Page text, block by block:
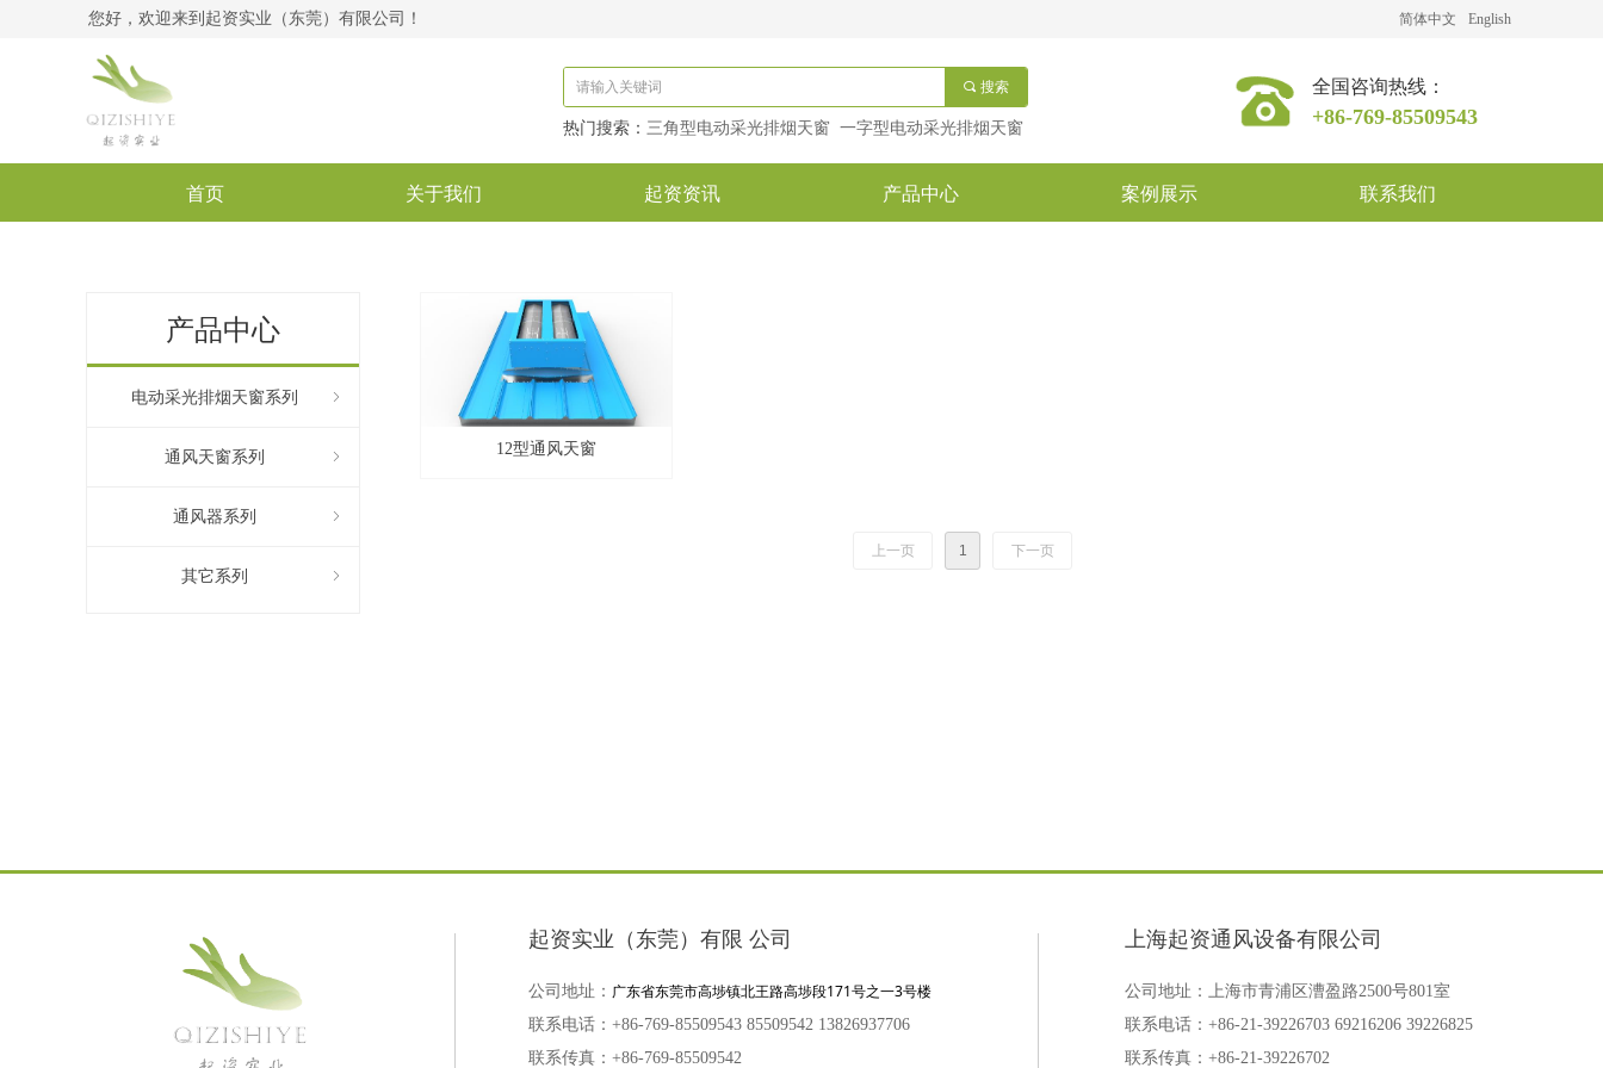
热门搜索： 三角型电动采光排烟天窗 一字型电动采光排烟天窗
全国咨询热线：
+86-769-85509543
끠 搜索
首页 关于我们 起资资讯 产品中心 案例展示 联系我们
您好，欢迎来到起资实业（东莞）有限公司！ 简体中文 English
产品中心
ꁇ
电动采光排烟天窗系列
ꁇ
通风天窗系列
ꁇ
通风器系列
ꁇ
其它系列
12型通风天窗
上一页 1 下一页
起资实业（东莞）有限 公司
公司地址： 广东省东莞市高埗镇北王路高埗段171号之一3号楼
联系电话：+86-769-85509543 85509542 13826937706
联系传真：+86-769-85509542
上海起资通风设备有限公司
公司地址：上海市青浦区漕盈路2500号801室
联系电话：+86-21-39226703 69216206 39226825
联系传真：+86-21-39226702